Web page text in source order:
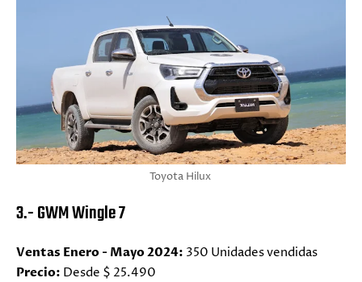
Toyota Hilux
3.- GWM Wingle 7
Ventas Enero - Mayo 2024: 350 Unidades vendidas
Precio: Desde $ 25.490